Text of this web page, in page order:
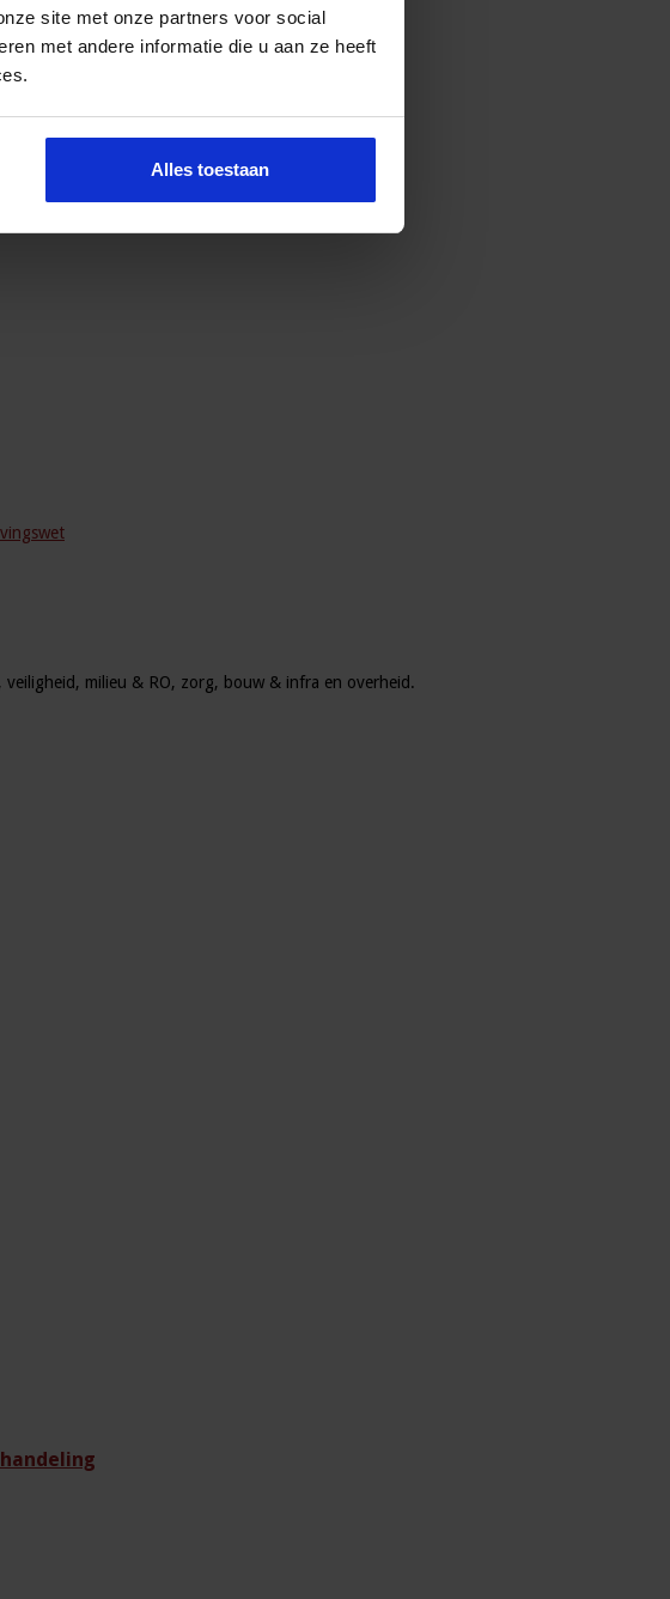
site met onze partners voor social
met andere informatie die u aan ze heeft
Alles toestaan
milieu & RO, zorg, bouw & infra en overheid.